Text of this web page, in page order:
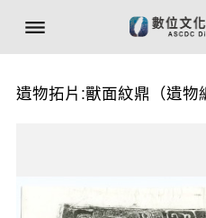
遺物拓片:獸面紋鼎（遺物